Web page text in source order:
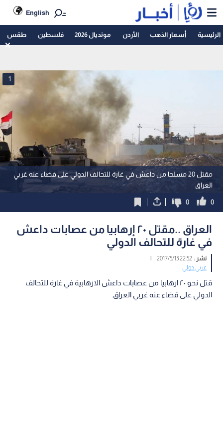
English
الرئيسية أسعار الذهب الأردن مونديال 2026 فلسطين طقس
مقتل 20 مسلحا من داعش في غارة للتحالف الدولي على قضاء عنه غربي
العراق
1
0
0
العراق ..مقتل ٢٠ إرهابيا من عصابات داعش
في غارة للتحالف الدولي
نشر :22:52 2017/5/13
|
عربي دولي
قتل نحو ٢٠ ارهابيا من عصابات داعش الارهابية في غارة للتحالف
الدولي على قضاء عنه غربي العراق.